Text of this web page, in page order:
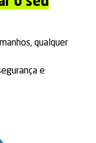
qualquer
e